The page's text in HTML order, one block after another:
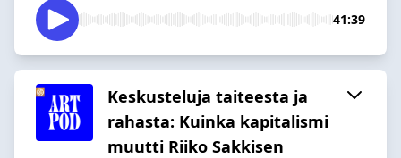
41:39
Keskusteluja taiteesta ja
rahasta: Kuinka kapitalismi
muutti Riiko Sakkisen